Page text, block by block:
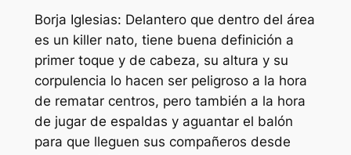
Borja Iglesias: Delantero que dentro del área
es un killer nato, tiene buena definición a
primer toque y de cabeza, su altura y su
corpulencia lo hacen ser peligroso a la hora
de rematar centros, pero también a la hora
de jugar de espaldas y aguantar el balón
para que lleguen sus compañeros desde